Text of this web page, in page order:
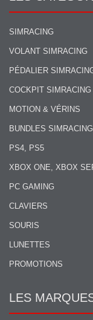
SIMRACING
VOLANT SIMRACING
PÉDALIER
COCKPIT SIMRACING
MOTION & VÉRINS
BUNDLES SIMRACING
PS4, PS5
XBOX ONE, XBOX
PC GAMING
CLAVIERS
SOURIS
LUNETTES
PROMOTIONS
LES